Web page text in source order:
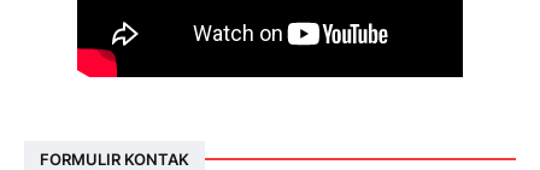
FORMULIR KONTAK